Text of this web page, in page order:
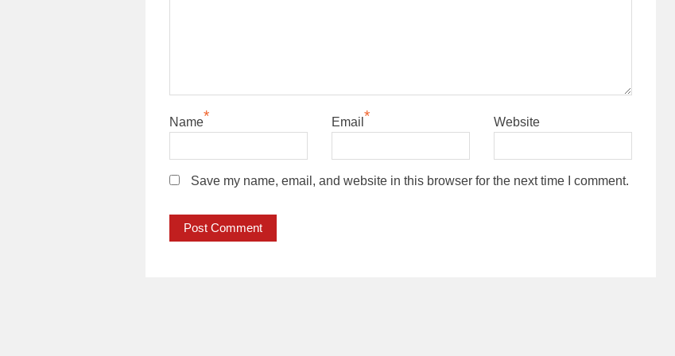
Name* Email * Website
Save my name, email, and website in this browser for the next time I comment.